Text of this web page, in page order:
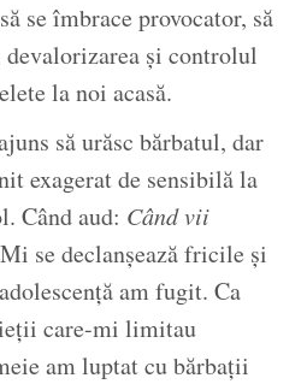
se îmbrace provocator, să
și controlul
la noi acasă.
să urăsc bărbatul, dar
exagerat de sensibilă la
Când aud: Când vii
Mi se declanșează fricile și
am fugit. Ca
care-mi limitau
am luptat cu bărbații